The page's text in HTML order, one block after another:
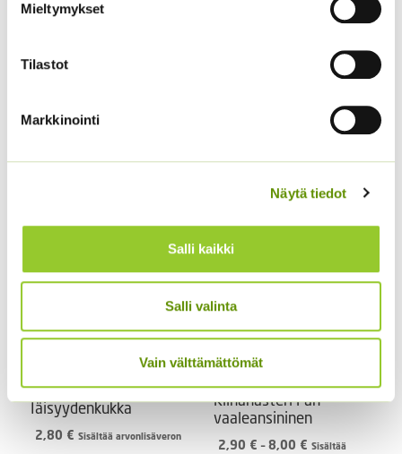
Mieltymykset
Tilastot
Markkinointi
Näytä tiedot
Salli kaikki
Salli valinta
Vain välttämättömät
Kiinanritarinkannus
40 s.
Sisältää arvonlisäveron
Iäisyydenkukka
2,80 € Sisältää arvonlisäveron
Kiinanasteri Fan
vaaleansininen
2,90 € – 8,00 € Hintaluokka:
Sisältää